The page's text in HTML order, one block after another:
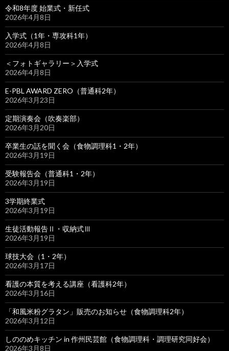
令和8年度 始業式・新任式
2026年4月8日
入学式（1年・専攻科1年）
2026年4月8日
＜フォトギャラリー＞入学式
2026年4月8日
E-PBL AWARD ZERO（普通科2年）
2026年3月23日
定期演奏会（吹奏楽部）
2026年3月20日
卒業生の話を聞く会（食物調理科1・2年）
2026年3月19日
受験報告会（普通科1・2年）
2026年3月19日
3学期終業式
2026年3月19日
生徒活動報告Ⅱ・収納式Ⅲ
2026年3月19日
球技大会（1・2年）
2026年3月17日
看護の本質を考える講座（看護科2年）
2026年3月16日
「和風米粉グラタン」販売のお知らせ（食物調理科2年）
2026年3月12日
しののめキッチン in 作州民芸館（食物調理科・調理研究同好会）
2026年3月8日